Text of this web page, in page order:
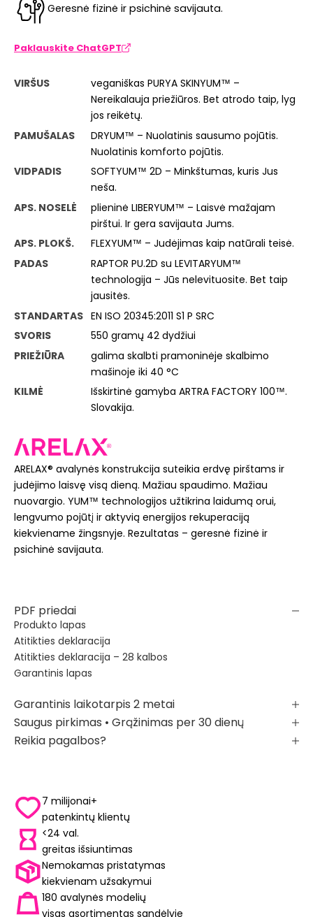
Geresnė fizinė ir psichinė savijauta.
Paklauskite ChatGPT
VIRŠUS
veganiškas PURYA SKINYUM™ –
Nereikalauja priežiūros. Bet atrodo taip, lyg
jos reikėtų.
PAMUŠALAS
DRYUM™ – Nuolatinis sausumo pojūtis.
Nuolatinis komforto pojūtis.
VIDPADIS
SOFTYUM™ 2D – Minkštumas, kuris Jus
neša.
APS. NOSELĖ
plieninė LIBERYUM™ – Laisvė mažajam
pirštui. Ir gera savijauta Jums.
APS. PLOKŠ.
FLEXYUM™ – Judėjimas kaip natūrali teisė.
PADAS
RAPTOR PU.2D su LEVITARYUM™
technologija – Jūs nelevituosite. Bet taip
jausitės.
STANDARTAS EN ISO 20345:2011 S1 P SRC
SVORIS
550 gramų 42 dydžiui
PRIEŽIŪRA
galima skalbti pramoninėje skalbimo
mašinoje iki 40 °C
KILMĖ
Išskirtinė gamyba ARTRA FACTORY 100™.
Slovakija.
ARELAX® avalynės konstrukcija suteikia erdvę pirštams ir
judėjimo laisvę visą dieną. Mažiau spaudimo. Mažiau
nuovargio. YUM™ technologijos užtikrina laidumą orui,
lengvumo pojūtį ir aktyvią energijos rekuperaciją
kiekviename žingsnyje. Rezultatas – geresnė fizinė ir
psichinė savijauta.
PDF priedai
Produkto lapas
Atitikties deklaracija
Atitikties deklaracija – 28 kalbos
Garantinis lapas
Garantinis laikotarpis 2 metai
Saugus pirkimas • Grąžinimas per 30 dienų
Reikia pagalbos?
7 milijonai+
patenkintų klientų
<24 val.
greitas išsiuntimas
Nemokamas pristatymas
kiekvienam užsakymui
180 avalynės modelių
visas asortimentas sandėlyje